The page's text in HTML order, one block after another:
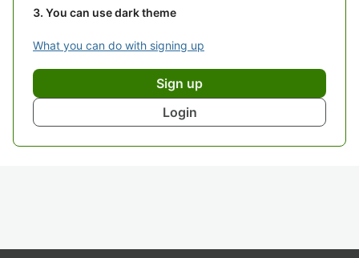
You can use dark theme
What you can do with signing up
Sign up
Login